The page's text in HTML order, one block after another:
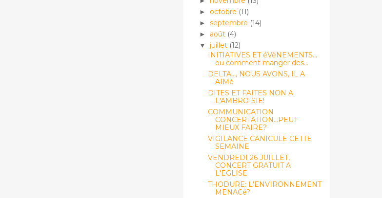
► octobre (11)
► septembre (14)
► août (4)
▼ juillet (12)
INITIATIVES ET éVèNEMENTS...
ou comment manger des...
DELTA..., NOUS AVONS, IL A
AIMé
DITES ET FAITES NON A
L'AMBROISIE!
COMMUNICATION
CONCERTATION...PEUT
MIEUX FAIRE?
VIGILANCE CANICULE CETTE
SEMAINE
VENDREDI 26 JUILLET,
CONCERT GRATUIT A
L'EGLISE
THODURE: L'ENVIRONNEMENT
MENACé?